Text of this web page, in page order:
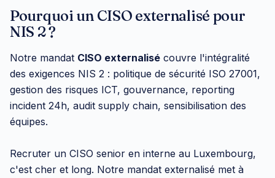
Pourquoi un CISO externalisé pour
NIS 2 ?
Notre mandat CISO externalisé couvre l'intégralité
des exigences NIS 2 : politique de sécurité ISO 27001,
gestion des risques ICT, gouvernance, reporting
incident 24h, audit supply chain, sensibilisation des
équipes.
Recruter un CISO senior en interne au Luxembourg,
c'est cher et long. Notre mandat externalisé met à